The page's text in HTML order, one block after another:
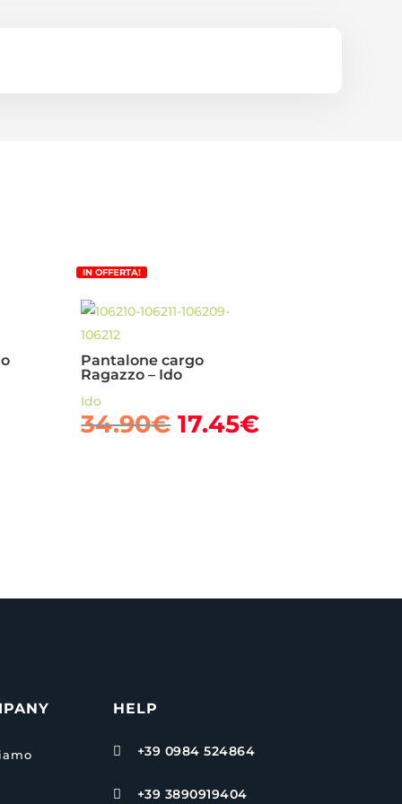
IN OFFERTA!
Pantalone cargo
Ragazzo – Ido
Ido
34.90€ Il
17.45€Il
HELP
 +39 0984 524864
 +39 3890919404